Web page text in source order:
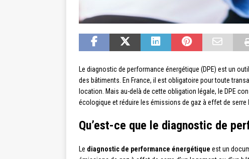
Le diagnostic de performance énergétique (DPE) est un
des bâtiments. En France, il est obligatoire pour toute
location. Mais au-delà de cette obligation légale, le DPE
écologique et réduire les émissions de gaz à effet de serre
Qu’est-ce que le diagnostic de
Le diagnostic de performance énergétique est un